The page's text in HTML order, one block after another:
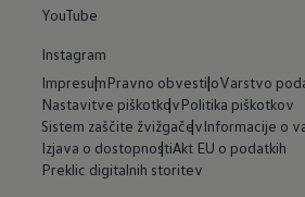
YouTube
Instagram
ImpresumPravno obvestiloVarstvo
Nastavitve piškotkovPolitika piškotkov
Sistem zaščite žvižgačevInformacije o
Izjava o dostopnostiAkt EU o podatkih
Preklic digitalnih storitev